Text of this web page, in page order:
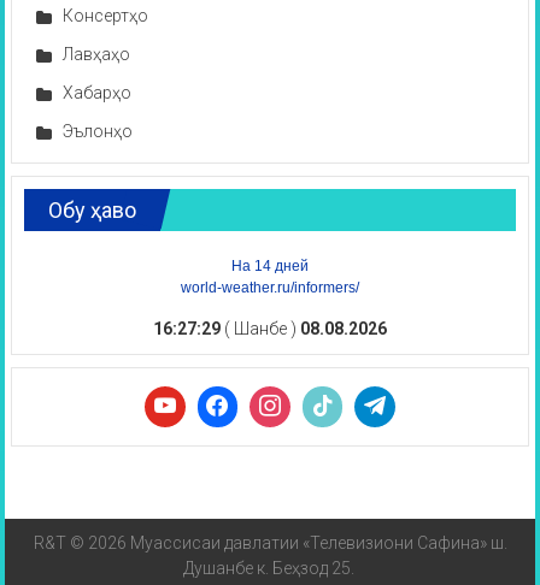
Консертҳо
Лавҳаҳо
Хабарҳо
Эълонҳо
Обу ҳаво
На 14 дней
world-weather.ru/informers/
16:27:30 ( Шанбе ) 08.08.2026
R&T © 2026 Муассисаи давлатии «Телевизиони Сафина» ш.
Душанбе к. Беҳзод 25.